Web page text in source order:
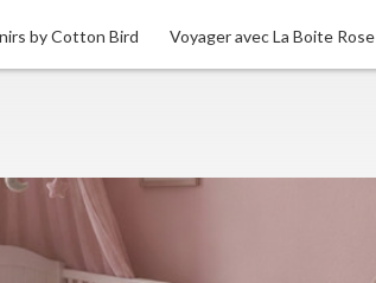
by Cotton Bird Voyager avec La Boite Rose